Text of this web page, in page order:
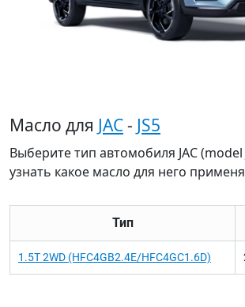
Масло для JAC- JS5
Выберите тип автомобиля JAC (model
узнать какое масло для него
Тип
1.5T 2WD (HFC4GB2.4E/HFC4GC1.6D)